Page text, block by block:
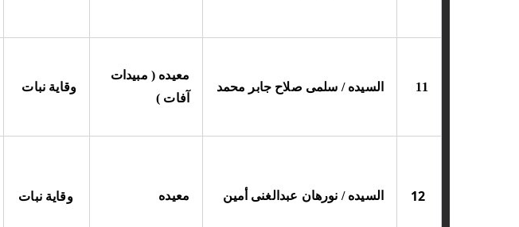
11 السيده / سلمى صلاح جابر محمد
معيده ( مبيدات
آفات )
وقاية نبات
12 السيده / نورهان عبدالغنى أمين معيده وقاية نبات